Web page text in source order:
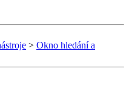
> Okno hledání a